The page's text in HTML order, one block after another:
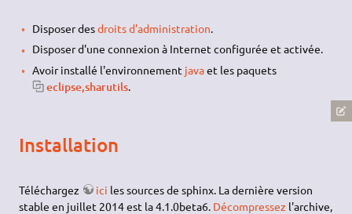
Disposer desdroits d'administration.
Disposer d'une connexion à Internet configurée et activée.
Avoir installé l'environnement javaet les paquets
eclipse,sharutils.
Installation
Téléchargez ici les sources de sphinx. La dernière version
stable en juillet 2014 est la 4.1.0beta6. Décompressez l'archive,